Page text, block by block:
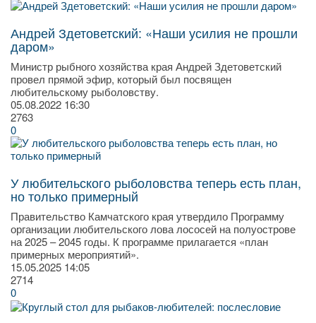
Андрей Здетоветский: «Наши усилия не прошли
даром»
Министр рыбного хозяйства края Андрей Здетоветский
провел прямой эфир, который был посвящен
любительскому рыболовству.
05.08.2022 16:30
2763
0
У любительского рыболовства теперь есть план,
но только примерный
Правительство Камчатского края утвердило Программу
организации любительского лова лососей на полуострове
на 2025 – 2045 годы. К программе прилагается «план
примерных мероприятий».
15.05.2025 14:05
2714
0